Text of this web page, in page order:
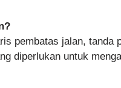
pembatas jalan, tanda
diperlukan untuk